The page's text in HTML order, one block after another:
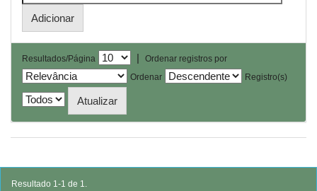
Resultados/Página |
Ordenar registros por
Ordenar
Registro(s)
Resultado 1-1 de 1.